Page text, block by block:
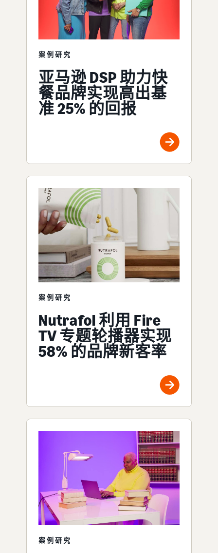
案例研究
亚马逊 DSP 助力快
餐品牌实现高出基
准 25% 的回报
案例研究
Nutrafol 利用 Fire
TV 专题轮播器实现
58% 的品牌新客率
案例研究